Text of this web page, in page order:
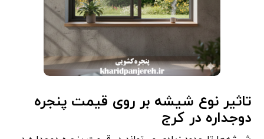
تاثیر نوع شیشه بر روی قیمت پنجره
دوجداره در کرج